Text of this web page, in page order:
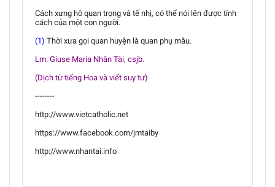
Cách xưng hô quan trọng và tế nhị, có thể nói lên được tính
cách của một con người.
(1) Thời xưa gọi quan huyện là quan phụ mẫu.
Lm. Giuse Maria Nhân Tài, csjb.
(Dịch từ tiếng Hoa và viết suy tư)
--------
http://www.vietcatholic.net
https://www.facebook.com/jmtaiby
http://www.nhantai.info